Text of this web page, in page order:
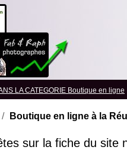
LA CATEGORIE Boutique en ligne
/ Boutique en ligne à la
sur la fiche du site